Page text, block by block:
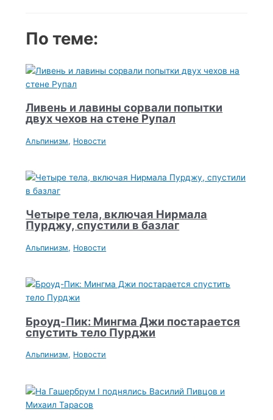
По теме:
Ливень и лавины сорвали попытки
двух чехов на стене Рупал
Альпинизм, Новости
Четыре тела, включая Нирмала
Пурджу, спустили в базлаг
Альпинизм, Новости
Броуд-Пик: Мингма Джи постарается
спустить тело Пурджи
Альпинизм, Новости